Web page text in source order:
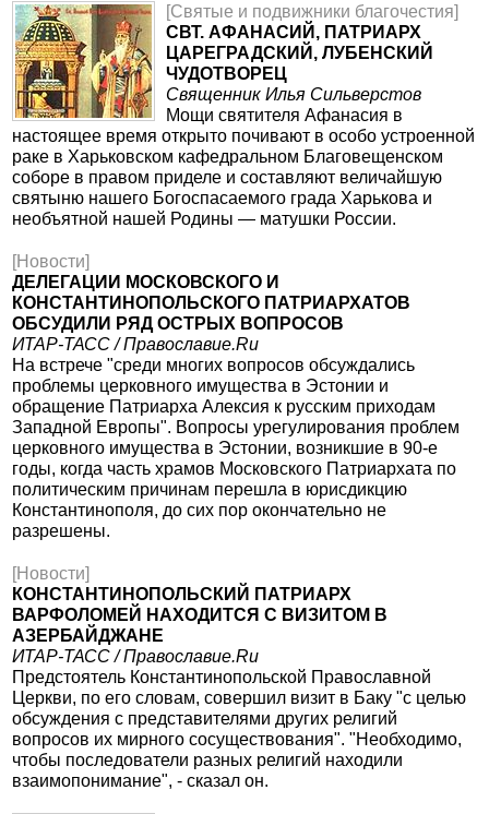
[Святые и подвижники благочестия]
СВТ. АФАНАСИЙ, ПАТРИАРХ
ЦАРЕГРАДСКИЙ, ЛУБЕНСКИЙ
ЧУДОТВОРЕЦ
Священник Илья Сильверстов
Мощи святителя Афанасия в
настоящее время открыто почивают в особо устроенной
раке в Харьковском кафедральном Благовещенском
соборе в правом приделе и составляют величайшую
святыню нашего Богоспасаемого града Харькова и
необъятной нашей Родины — матушки России.
[Новости]
ДЕЛЕГАЦИИ МОСКОВСКОГО И
КОНСТАНТИНОПОЛЬСКОГО ПАТРИАРХАТОВ
ОБСУДИЛИ РЯД ОСТРЫХ ВОПРОСОВ
ИТАР-ТАСС / Православие.Ru
На встрече "среди многих вопросов обсуждались
проблемы церковного имущества в Эстонии и
обращение Патриарха Алексия к русским приходам
Западной Европы". Вопросы урегулирования проблем
церковного имущества в Эстонии, возникшие в 90-е
годы, когда часть храмов Московского Патриархата по
политическим причинам перешла в юрисдикцию
Константинополя, до сих пор окончательно не
разрешены.
[Новости]
КОНСТАНТИНОПОЛЬСКИЙ ПАТРИАРХ
ВАРФОЛОМЕЙ НАХОДИТСЯ С ВИЗИТОМ В
АЗЕРБАЙДЖАНЕ
ИТАР-ТАСС / Православие.Ru
Предстоятель Константинопольской Православной
Церкви, по его словам, совершил визит в Баку "с целью
обсуждения с представителями других религий
вопросов их мирного сосуществования". "Необходимо,
чтобы последователи разных религий находили
взаимопонимание", - сказал он.